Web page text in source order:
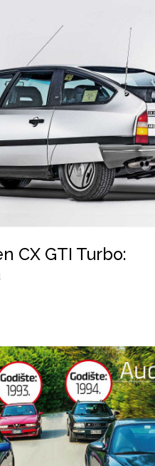
CX GTI Turbo: